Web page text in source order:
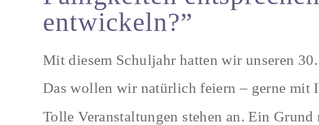
entwickeln?”
Mit diesem Schuljahr hatten wir unseren
Das wollen wir natürlich feiern – gerne mit
Tolle Veranstaltungen stehen an. Ein Grund